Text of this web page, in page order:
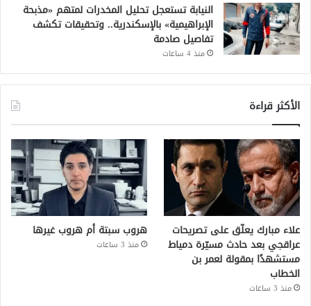
النيابة تستعجل تحليل المخدرات لمتهم «مذبحة
الإبراهيمية» بالإسكندرية.. وتحقيقات تكشف
تفاصيل صادمة
منذ 4 ساعات
الأكثر قراءة
علاء مبارك يعلّق على تصريحات
عراقجي بعد حادث مسيّرة دمياط
مستشهدًا بمقولة لعمر بن
الخطاب
منذ 3 ساعات
هروب سبتة أم هروب غيرها
منذ 3 ساعات